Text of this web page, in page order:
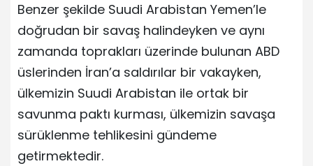
Benzer şekilde Suudi Arabistan Yemen’le
doğrudan bir savaş halindeyken ve aynı
zamanda toprakları üzerinde bulunan ABD
üslerinden İran’a saldırılar bir vakayken,
ülkemizin Suudi Arabistan ile ortak bir
savunma paktı kurması, ülkemizin savaşa
sürüklenme tehlikesini gündeme
getirmektedir.